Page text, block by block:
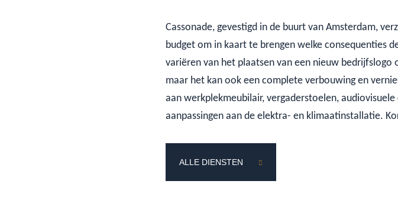
Cassonade, gevestigd in de buurt van Amsterdam,
budget om in kaart te brengen welke consequenties
variëren van het plaatsen van een nieuw
maar het kan ook een complete verbouwing en
aan werkplekmeubilair, vergaderstoelen,
aanpassingen aan de elektra- en klimaatinstallatie.
ALLE DIENSTEN